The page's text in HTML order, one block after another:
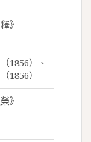
》
1856）、
1856）
》